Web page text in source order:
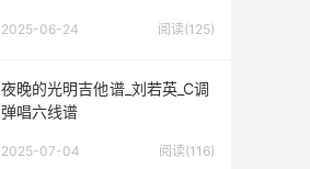
2025-06-24 阅读(125)
夜晚的光明吉他谱_刘若英_C调
弹唱六线谱
2025-07-04 阅读(116)